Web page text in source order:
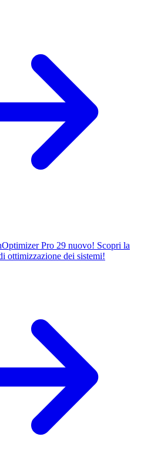
Pro 29 nuovo! Scopri la
ottimizzazione dei sistemi!